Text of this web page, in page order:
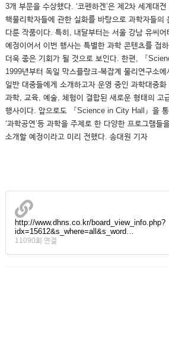
3개 부문을 수상했다. ‘코펜하겐’은 제2차 세계대
핵물리학자들에 관한 실화를 바탕으로 과학자들의
다룬 작품이다. 특히, 내달부터는 서울 강남 유씨
예정이어서 이번 행사는 특별한 과학 콘텐츠를 접
더욱 좋은 기회가 될 것으로 보인다. 한편, 『
1999년부터 독일 막스플랑크-복잡계 물리연구소
일반 대중들에게 소개하고자 운영 중인 과학대중
과학, 교육, 예술, 체험이 결합된 새로운 형태의 고
행사이다. 앞으로도 『Science in City Hall』을 통
‘과학공연’등 과학을 주제로 한 다양한 프로그램들
소개할 예정이라고 미리 전했다. 송대원 기자
http://www.dhns.co.kr/board_view_info.php?
idx=15612&s_where=all&s_word…
11090회 연결